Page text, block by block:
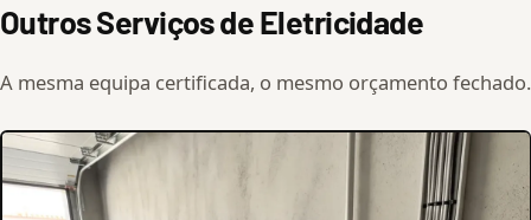
Outros Serviços de Eletricidade
A mesma equipa certificada, o mesmo orçamento fechado.